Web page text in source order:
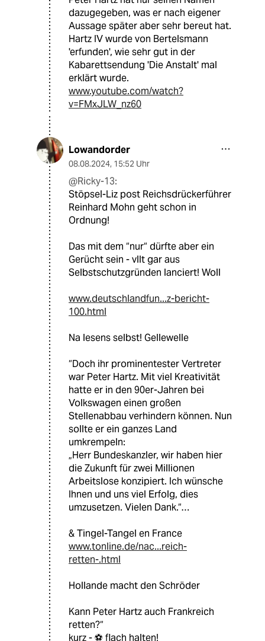
dazugegeben, was er nach eigener
Aussage später aber sehr bereut hat.
Hartz IV wurde von Bertelsmann
'erfunden', wie sehr gut in der
Kabarettsendung 'Die Anstalt' mal
erklärt wurde.
www.youtube.com/watch?
v=FMxJLW_nz60
Lowandorder
08.08.2024, 15:52 Uhr
@Ricky-13:
Stöpsel-Liz post Reichsdrückerführer
Reinhard Mohn geht schon in
Ordnung!
Das mit dem “nur“ dürfte aber ein
Gerücht sein - vllt gar aus
Selbstschutzgründen lanciert! Woll
www.deutschlandfun...z-bericht-
100.html
Na lesens selbst! Gellewelle
“Doch ihr prominentester Vertreter
war Peter Hartz. Mit viel Kreativität
hatte er in den 90er-Jahren bei
Volkswagen einen großen
Stellenabbau verhindern können. Nun
sollte er ein ganzes Land
umkrempeln:
„Herr Bundeskanzler, wir haben hier
die Zukunft für zwei Millionen
Arbeitslose konzipiert. Ich wünsche
Ihnen und uns viel Erfolg, dies
umzusetzen. Vielen Dank.“…
& Tingel-Tangel en France
www.tonline.de/nac...reich-
retten-.html
Hollande macht den Schröder
Kann Peter Hartz auch Frankreich
retten?“
kurz - ⚽️ flach halten!